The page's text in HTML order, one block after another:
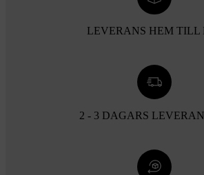
LEVERANS HEM TILL
2 - 3 DAGARS